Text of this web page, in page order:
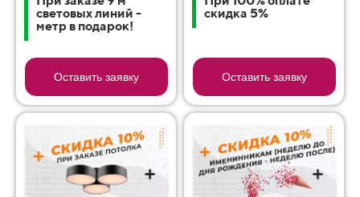
световых линий -
метр в подарок!
Оставить заявку
скидка 5%
Оставить заявку